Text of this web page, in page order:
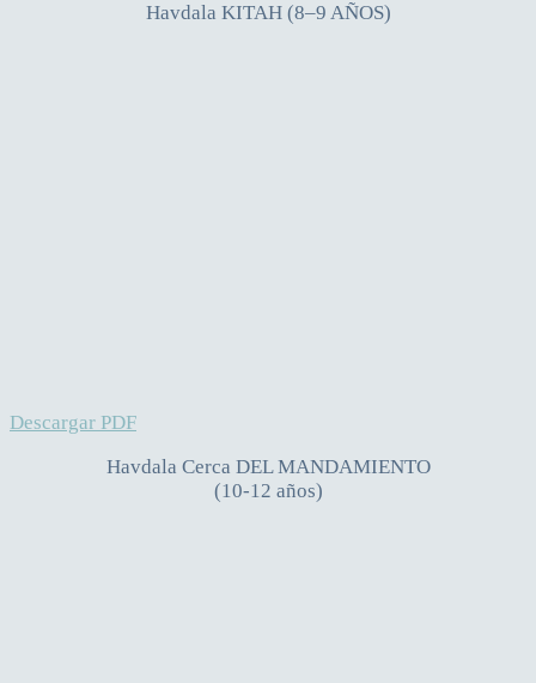
Havdala KITAH (8–9 AÑOS)
Descargar PDF
Havdala Cerca DEL MANDAMIENTO
(10-12 años)